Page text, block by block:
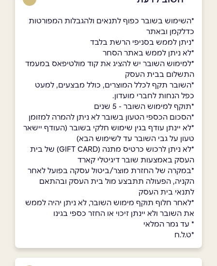
*השימוש בשובר כפוף לתנאים ולהגבלות המפורטות
כדלקמן ובאתר
*ניתן לממש בסניפי הרשת בלבד
*לא ניתן לממש באתר הסחר
*למימוש השובר יש להציג את קוד מולטיפאס במעמד
התשלום בבית העסק
*השובר תקף לכלל המוצרים, כולל מבצעים, למעט
כפל הנחות לחברי מועדון.
*תוקף למימוש השובר - 5 שנים
*הסכום הכספי הטעון בשובר לא ניתן להמרה למזומן
*לא יינתן עודף בגין שימוש חלקי בשובר (העודף יישאר
טעון על גבי השובר עד לשימוש הבא)
*לא ניתן לרכוש כרטיס מתנה (GIFT CARD) של בית
העסק באמצעות שובר דיגיטלי קארד
*במקרה של החזרת מוצר/ביטול עסקה בפועל לאחר
הקניה, הפעולה תתבצע מול בית העסק ובהתאם
לתנאי בית העסק
*לאחר חלוף תוקף מימוש השובר, לא ניתן יהיה לממש
את השובר ולא יינתן זיכוי או החזר כספי בגינו
* עד גמר המלאי
*ט.ל.ח